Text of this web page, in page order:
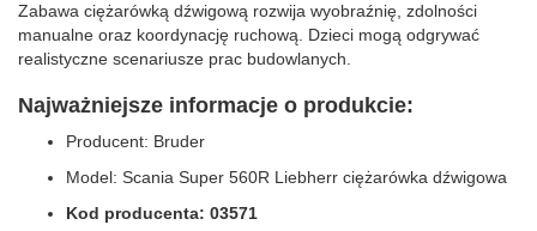
Zabawa ciężarówką dźwigową rozwija wyobraźnię, zdolności
manualne oraz koordynację ruchową. Dzieci mogą odgrywać
realistyczne scenariusze prac budowlanych.
Najważniejsze informacje o produkcie:
Producent: Bruder
Model: Scania Super 560R Liebherr ciężarówka dźwigowa
Kod producenta: 03571